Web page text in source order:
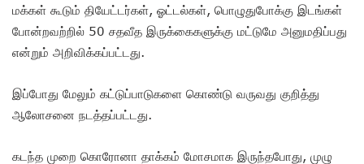
மக்கள் கூடும் தியேட்டர்கள், ஓட்டல்கள், பொழுதுபோக்கு இடங்கள்
போன்றவற்றில் 50 சதவீத இருக்கைகளுக்கு மட்டுமே அனுமதிப்பது
என்றும் அறிவிக்கப்பட்டது.
இப்போது மேலும் கட்டுப்பாடுகளை கொண்டு வருவது குறித்து
ஆலோசனை நடத்தப்பட்டது.
கடந்த முறை கொரோனா தாக்கம் மோசமாக இருந்தபோது, முழு